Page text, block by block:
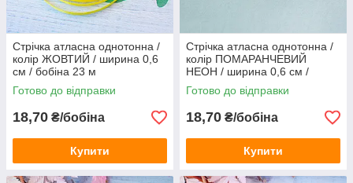
Стрічка атласна однотонна /
колір ЖОВТИЙ / ширина 0,6
см / бобіна 23 м
Готово до відправки
18,70 ₴/бобіна
Купити
Стрічка атласна однотонна /
колір ПОМАРАНЧЕВИЙ
НЕОН / ширина 0,6 см /
бобіна 23 м
Готово до відправки
18,70 ₴/бобіна
Купити